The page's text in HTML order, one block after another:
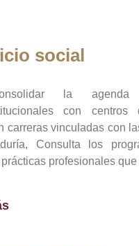
social
la agenda
con
carreras vinculadas con
Consulta los
profesionales que